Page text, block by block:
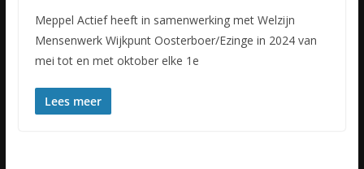
Meppel Actief heeft in samenwerking met Welzijn
Mensenwerk Wijkpunt Oosterboer/Ezinge in 2024 van
mei tot en met oktober elke 1e
Lees meer